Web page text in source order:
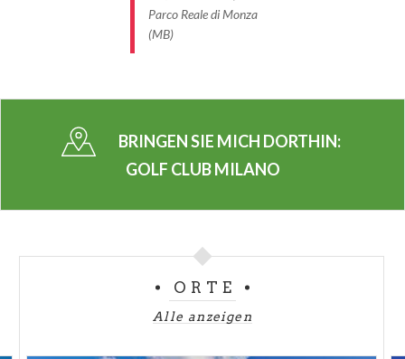
Parco Reale di Monza
(MB)
BRINGEN SIE MICH DORTHIN:
GOLF CLUB MILANO
ORTE
Alle anzeigen